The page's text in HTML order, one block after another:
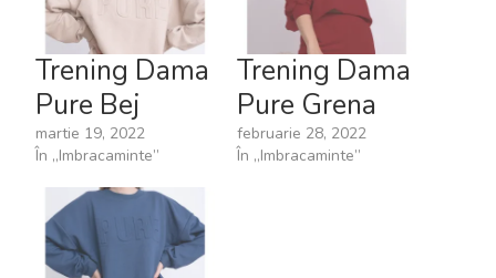
Trening Dama
Pure Bej
martie 19, 2022
În „Imbracaminte”
Trening Dama
Pure Grena
februarie 28, 2022
În „Imbracaminte”